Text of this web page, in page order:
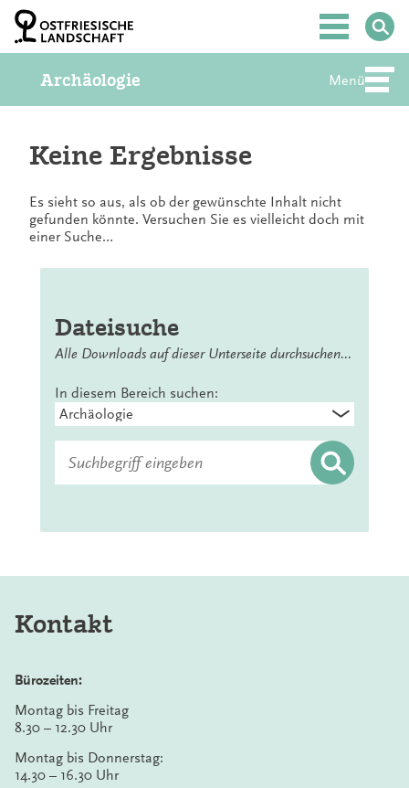
a
Hauptmenü
Archäologie Menü
Keine Ergebnisse
Es sieht so aus, als ob der gewünschte Inhalt nicht
gefunden könnte. Versuchen Sie es vielleicht doch mit
einer Suche…
Dateisuche
Alle Downloads auf dieser Unterseite durchsuchen...
In diesem Bereich suchen:
nach:
Kontakt
Bürozeiten:
Montag bis Freitag
8.30 – 12.30 Uhr
Montag bis Donnerstag:
14.30 – 16.30 Uhr